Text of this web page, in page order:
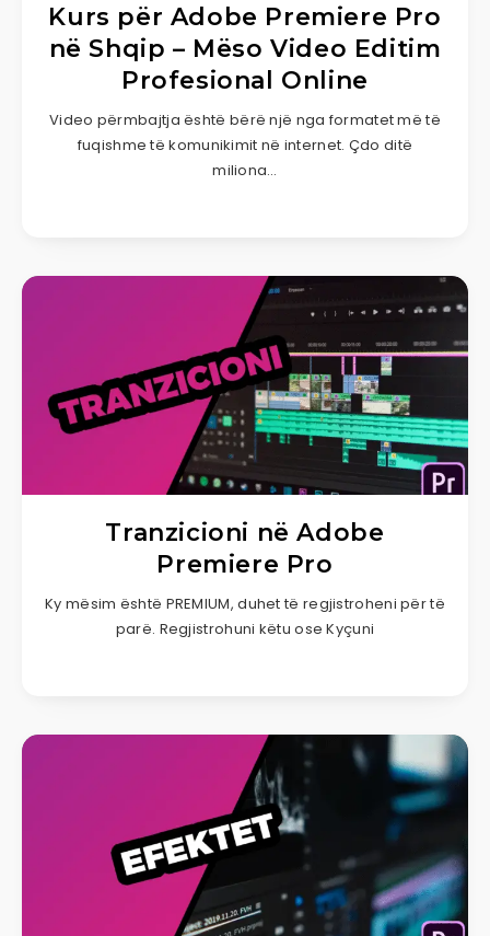
Kurs për Adobe Premiere Pro
në Shqip – Mëso Video Editim
Profesional Online
Video përmbajtja është bërë një nga formatet më të
fuqishme të komunikimit në internet. Çdo ditë
miliona…
Tranzicioni në Adobe
Premiere Pro
Ky mësim është PREMIUM, duhet të regjistroheni për të
parë. Regjistrohuni këtu ose Kyçuni